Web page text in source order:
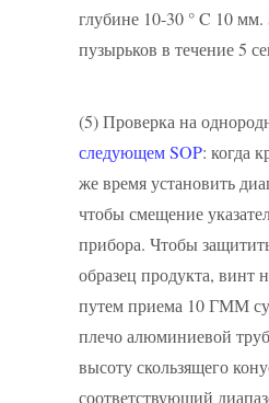
глубине 10-30 ° C 10 мм.
пузырьков в течение 5
(5)Проверка на
следующем SOP: когда
же время установить
чтобы смещение
прибора. Чтобы
образец продукта, винт
путем приема 10 ГММ
плечо алюминиевой
высоту скользящего
соответствующий